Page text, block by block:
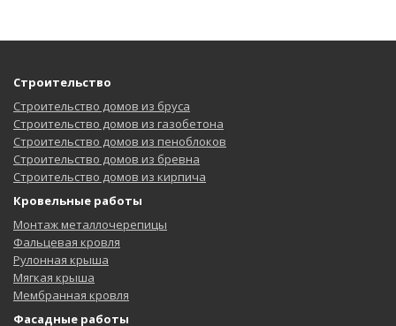
Строительство
Строительство домов из бруса
Строительство домов из газобетона
Строительство домов из пеноблоков
Строительство домов из бревна
Строительство домов из кирпича
Кровельные работы
Монтаж металлочерепицы
Фальцевая кровля
Рулонная крыша
Мягкая крыша
Мембранная кровля
Фасадные работы